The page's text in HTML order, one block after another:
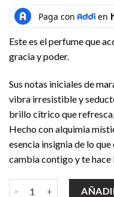
Este es el perfume que
gracia y poder.
Sus notas iniciales de
vibra irresistible y
brillo cítrico que
Hecho con alquimia
esencia insignia de lo
cambia contigo y te
Perfume Flua / Vaiu